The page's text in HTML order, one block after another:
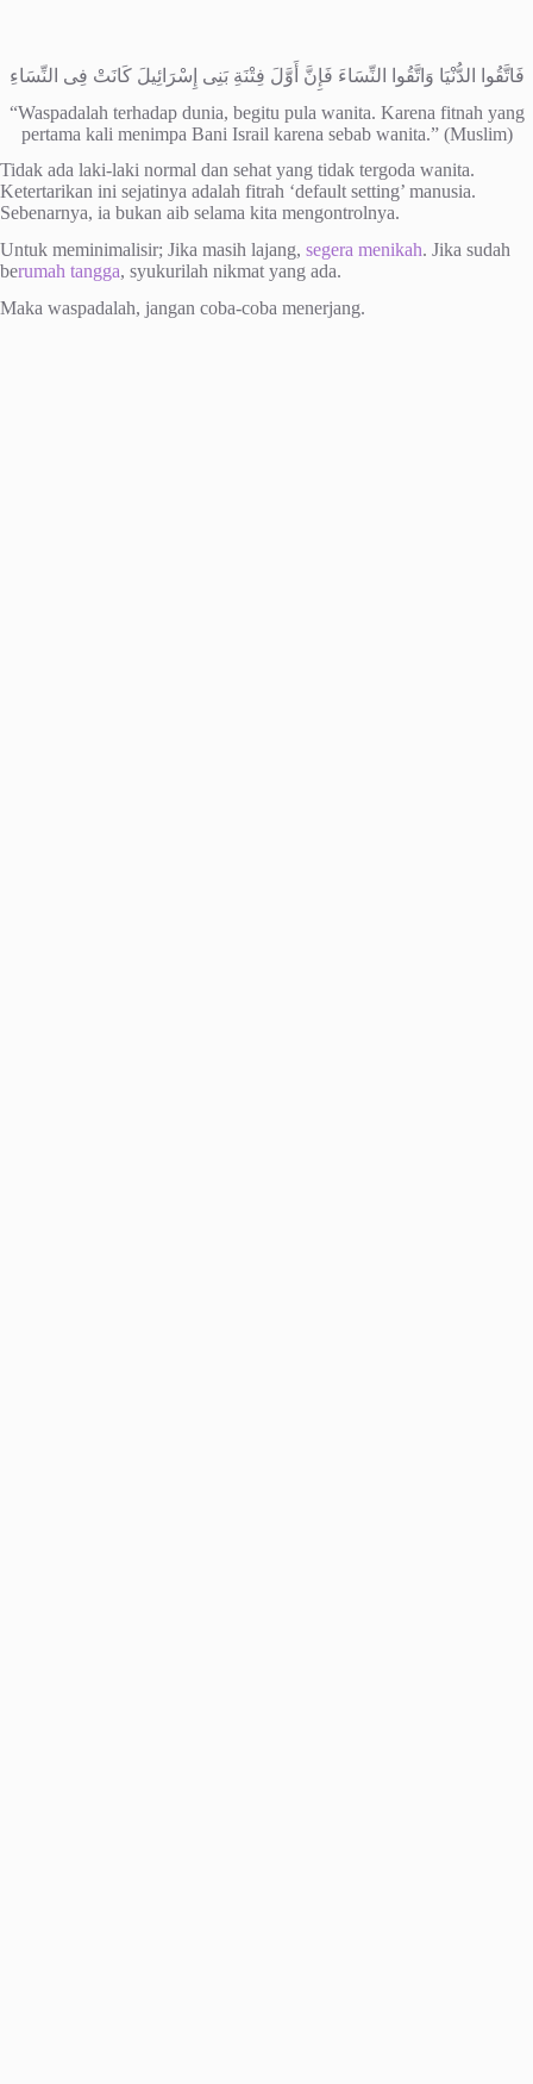
فَاتَّقُوا الدُّنْيَا وَاتَّقُوا النِّسَاءَ فَإِنَّ أَوَّلَ فِتْنَةِ بَنِى إِسْرَائِيلَ كَانَتْ فِى النِّسَاءِ
“Waspadalah terhadap dunia, begitu pula wanita. Karena fitnah yang
pertama kali menimpa Bani Israil karena sebab wanita.” (Muslim)
Tidak ada laki-laki normal dan sehat yang tidak tergoda wanita.
Ketertarikan ini sejatinya adalah fitrah ‘default setting’ manusia.
Sebenarnya, ia bukan aib selama kita mengontrolnya.
Untuk meminimalisir; Jika masih lajang, segera menikah. Jika sudah
berumah tangga, syukurilah nikmat yang ada.
Maka waspadalah, jangan coba-coba menerjang.